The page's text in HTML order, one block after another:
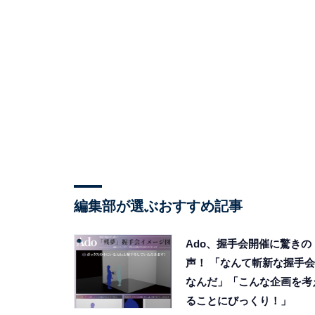
編集部が選ぶおすすめ記事
Ado、握手会開催に驚きの
声！ 「なんて斬新な握手会
なんだ」「こんな企画を考
ることにびっくり！」